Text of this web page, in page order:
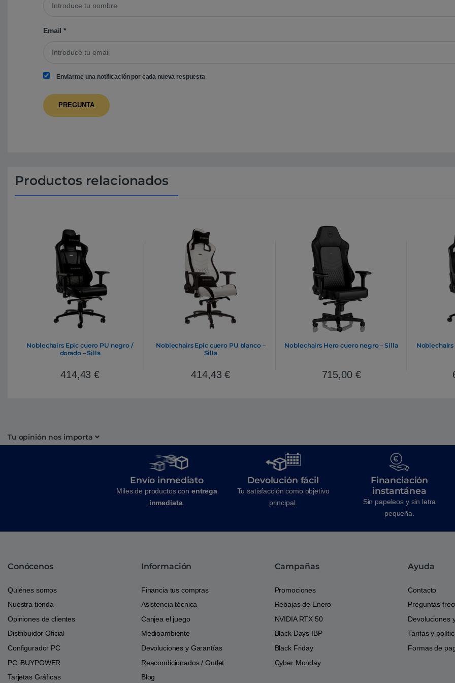
Email*
Enviarme una notificación por cada nueva respuesta
Productos relacionados
Noblechairs Epic cuero PU negro /
dorado – Silla
414,43€
Noblechairs Epic cuero PU blanco –
Silla
414,43€
Noblechairs Hero cuero negro – Silla
715,00 €
Tu opinión nos importa
Envío inmediato
Miles de productos con entrega
inmediata.
Devolución fácil
Tu satisfacción como objetivo
principal.
Financiación
instantánea
Sin papeleos y sin letra
pequeña.
Conócenos
Quiénes somos
Nuestra tienda
Opiniones de clientes
Distribuidor Oficial
Configurador PC
PC iBUYPOWER
Tarjetas Gráficas
Información
Financia tus compras
Asistencia técnica
Canjea el juego
Medioambiente
Devoluciones y Garantías
Reacondicionados / Outlet
Blog
Campañas
Promociones
Rebajas de Enero
NVIDIA RTX 50
Black Days IBP
Black Friday
Cyber Monday
Ayuda
Contacto
Preguntas
Devoluciones
Tarifas y
Formas de